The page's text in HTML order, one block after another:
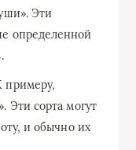
Эти
определенной
примеру,
Эти сорта могут
и обычно их